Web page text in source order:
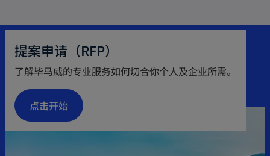
提案申请（RFP）
了解毕马威的专业服务如何切合你个人及企业所需。
点击开始